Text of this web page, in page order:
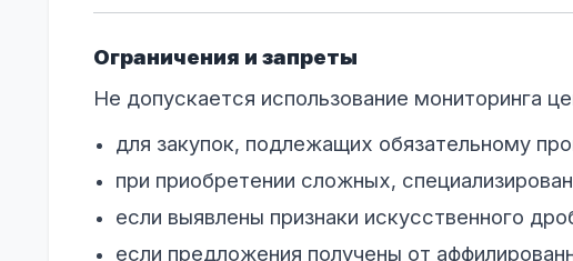
Ограничения и запреты
Не допускается использование мониторинга
для закупок, подлежащих обязательному
при приобретении сложных,
если выявлены признаки искусственного
если предложения получены от